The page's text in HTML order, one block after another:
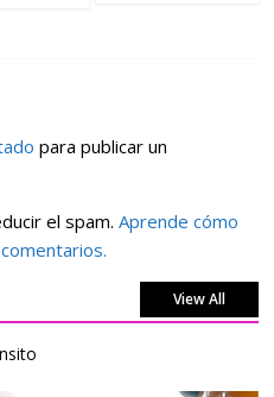
para publicar un
el spam.Aprende cómo
View All